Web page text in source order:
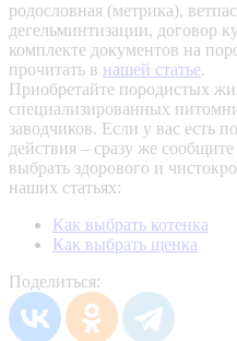
родословная (метрика),
дегельминтизации, договор
комплекте документов на
прочитать в нашей статье.
Приобретайте породистых
специализированных
заводчиков. Если у вас есть
действия – сразу же
выбрать здорового и
наших статьях:
Как выбрать котенка
Как выбрать щенка
Поделиться: